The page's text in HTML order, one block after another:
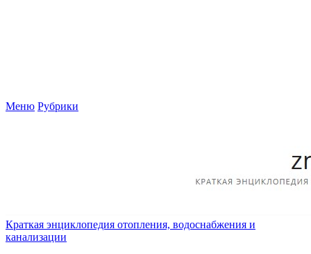
Меню Рубрики
Краткая энциклопедия отопления, водоснабжения и
канализации